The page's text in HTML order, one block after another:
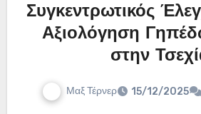
Συγκεντρωτικός
Αξιολόγηση
στην
Μαξ Τέρνερ 15/12/2025